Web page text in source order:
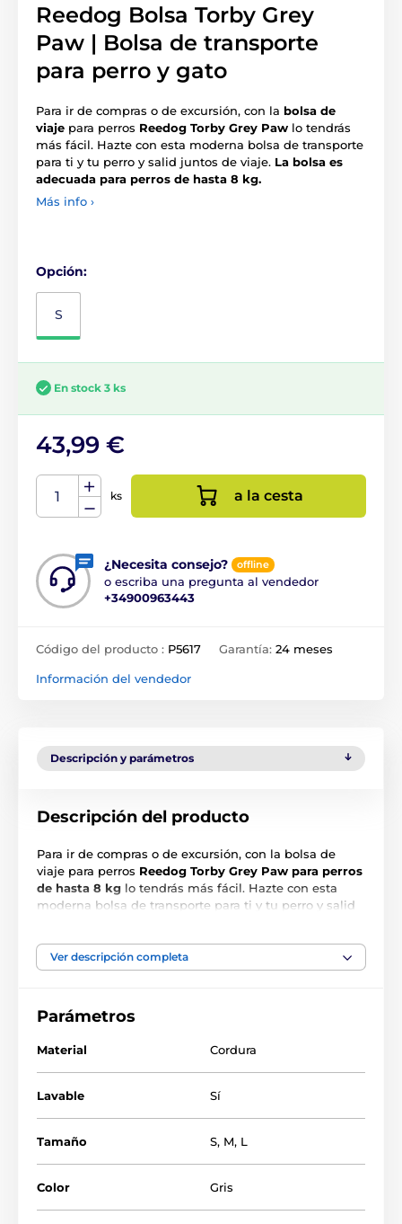
Reedog Bolsa Torby Grey
Paw | Bolsa de transporte
para perro y gato
Para ir de compras o de excursión, con la bolsa de
viaje para perros Reedog Torby Grey Paw lo tendrás
más fácil. Hazte con esta moderna bolsa de transporte
para ti y tu perro y salid juntos de viaje. La bolsa es
adecuada para perros de hasta 8 kg.
Más info ›
Opción:
S
En stock 3 ks
43,99 €
ks a la cesta
¿Necesita consejo? offline
o escriba una pregunta al vendedor
+34900963443
Código del producto : P5617 Garantía: 24 meses
Información del vendedor
Descripción y parámetros
Descripción del producto
Para ir de compras o de excursión, con la bolsa de
viaje para perros Reedog Torby Grey Paw para perros
de hasta 8 kg lo tendrás más fácil. Hazte con esta
moderna bolsa de transporte para ti y tu perro y salid
de viaje para perros Reedog
es fácil de mantener y
está fabricada en cordura, por lo que es resistente a
Ver descripción completa
Parámetros
Material Cordura
Lavable Sí
Tamaño S, M, L
Color Gris